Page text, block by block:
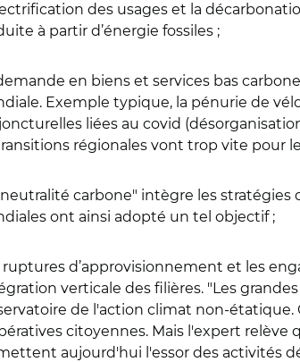
des usages et la
à partir d’énergie fossiles ;
en biens et services bas
Exemple typique, la pénurie de
liées au covid
régionales vont trop vite pour
carbone" intègre les
ont ainsi adopté un tel objectif ;
ruptures d’approvisionnement et les
verticale des filières. "Les
de l'action climat non-
citoyennes. Mais l'expert relève
aujourd'hui l'essor des activités